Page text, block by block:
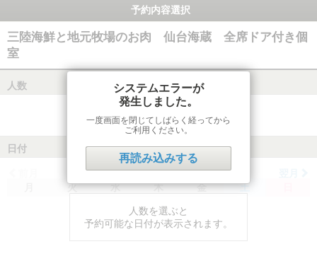
予約内容選択
三陸海鮮と地元牧場のお肉 仙台海蔵 全席ドア付き個
室
人数
日付
火 水 木 金 土
人数を選ぶと
予約可能な日付が表示されます。
システムエラーが
発生しました。
一度画面を閉じてしばらく経ってから
ご利用ください。
再読み込みする